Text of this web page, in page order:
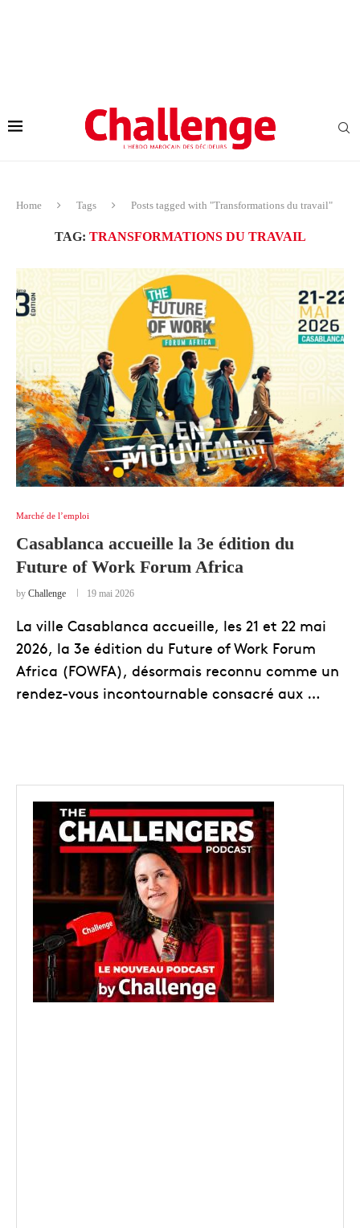
Home Tags Posts tagged with "Transformations du travail"
TAG: TRANSFORMATIONS DU TRAVAIL
Marché de l’emploi
Casablanca accueille la 3e édition du
Future of Work Forum Africa
by Challenge 19 mai 2026
La ville Casablanca accueille, les 21 et 22 mai
2026, la 3e édition du Future of Work Forum
Africa (FOWFA), désormais reconnu comme un
rendez-vous incontournable consacré aux …